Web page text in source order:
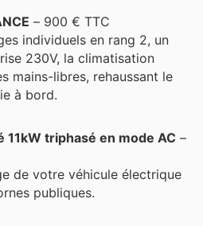
– 900 € TTC
individuels en rang 2, un
230V, la climatisation
mains-libres, rehaussant le
à bord.
triphasé en mode AC –
de votre véhicule électrique
publiques.